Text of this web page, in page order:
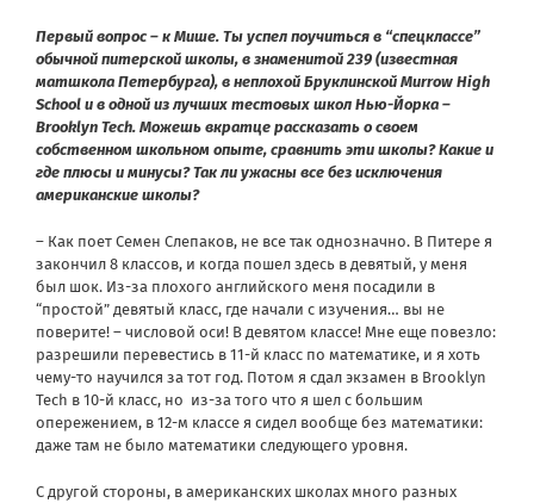
Первый вопрос – к Мише. Ты успел поучиться в “спецклассе”
обычной питерской школы, в знаменитой 239 (известная
матшкола Петербурга), в неплохой Бруклинской Murrow High
School и в одной из лучших тестовых школ Нью-Йорка –
Brooklyn Tech. Можешь вкратце рассказать о своем
собственном школьном опыте, сравнить эти школы? Какие и
где плюсы и минусы? Так ли ужасны все без исключения
американские школы?
– Как поет Семен Слепаков, не все так однозначно. В Питере я
закончил 8 классов, и когда пошел здесь в девятый, у меня
был шок. Из-за плохого английского меня посадили в
“простой” девятый класс, где начали с изучения… вы не
поверите! – числовой оси! В девятом классе! Мне еще повезло:
разрешили перевестись в 11-й класс по математике, и я хоть
чему-то научился за тот год. Потом я сдал экзамен в Brooklyn
Tech в 10-й класс, но из-за того что я шел с большим
опережением, в 12-м классе я сидел вообще без математики:
даже там не было математики следующего уровня.
С другой стороны, в американских школах много разных